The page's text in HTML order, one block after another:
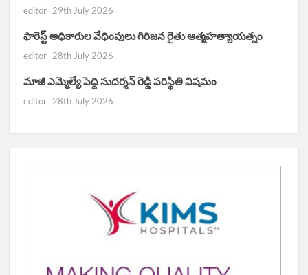
editor 29th July 2026
ఫారెస్ట్ అధికారుల వేధింపులు గిరిజన రైతు ఆత్మహత్యాయత్నం
editor 28th July 2026
మాజీ ఎమ్మెల్యే పెద్ది సుదర్శన్ రెడ్డి పరిస్థితి విషమం
editor 28th July 2026